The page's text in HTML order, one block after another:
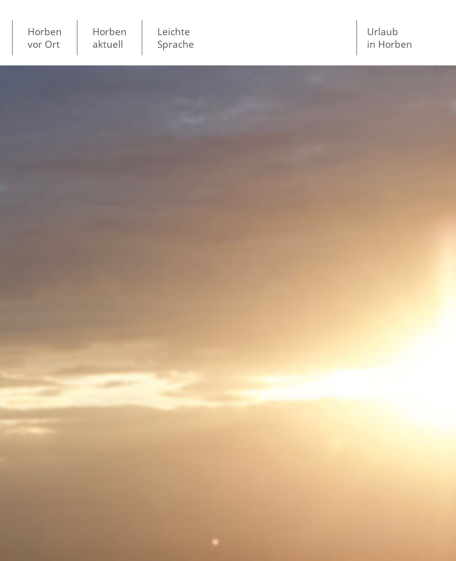
Horben
vor Ort
Horben
aktuell
Leichte
Sprache
Urlaub
in Horben